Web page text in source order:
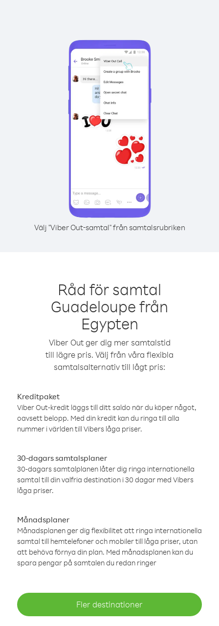
Välj "Viber Out-samtal" från samtalsrubriken
Råd för samtal
Guadeloupe från
Egypten
Viber Out ger dig mer samtalstid
till lägre pris. Välj från våra flexibla
samtalsalternativ till lågt pris:
Kreditpaket
Viber Out-kredit läggs till ditt saldo när du köper något,
oavsett belopp. Med din kredit kan du ringa till alla
nummer i världen till Vibers låga priser.
30-dagars samtalsplaner
30-dagars samtalplanen låter dig ringa internationella
samtal till din valfria destination i 30 dagar med Vibers
låga priser.
Månadsplaner
Månadsplanen ger dig flexibilitet att ringa internationella
samtal till hemtelefoner och mobiler till låga priser, utan
att behöva förnya din plan. Med månadsplanen kan du
spara pengar på samtalen du redan ringer
Fler destinationer